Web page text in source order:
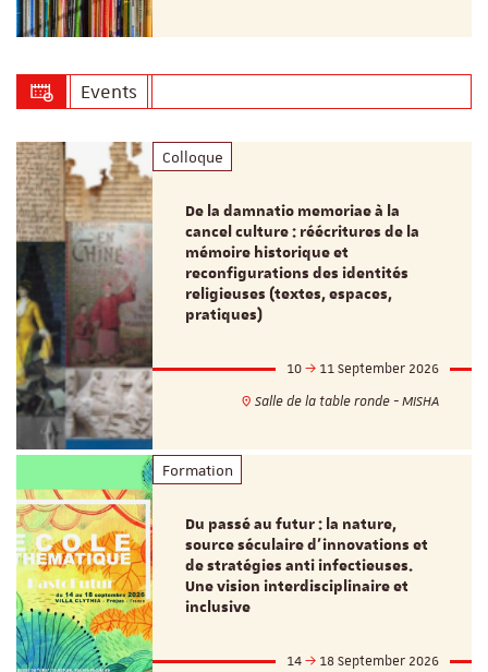
Events
Colloque
De la damnatio memoriae à la
cancel culture : réécritures de la
mémoire historique et
reconfigurations des identités
religieuses (textes, espaces,
pratiques)
10
11 September 2026
Salle de la table ronde - MISHA
Formation
Du passé au futur : la nature,
source séculaire d’innovations et
de stratégies anti infectieuses.
Une vision interdisciplinaire et
inclusive
14
18 September 2026